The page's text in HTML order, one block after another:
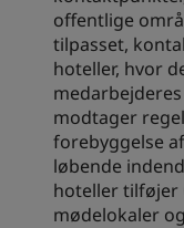
offentlige
tilpasset,
hoteller, hvor
modtager
forebyggelse
løbende
hoteller tilføjer
mødelokaler